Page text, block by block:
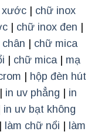
xước | chữ inox
| chữ inox đen |
| chữ mica
| chữ mica | mạ
| hộp đèn hút
| in uv phẳng | in
in uv bạt không
| làm chữ nổi | làm